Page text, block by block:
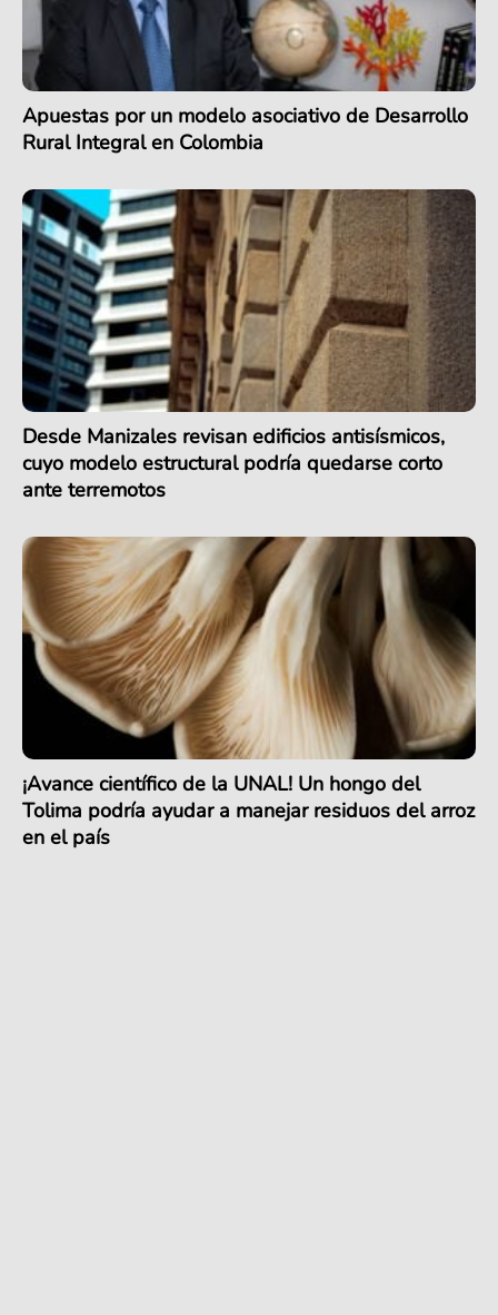
Apuestas por un modelo asociativo de Desarrollo
Rural Integral en Colombia
Desde Manizales revisan edificios antisísmicos,
cuyo modelo estructural podría quedarse corto
ante terremotos
¡Avance científico de la UNAL! Un hongo del
Tolima podría ayudar a manejar residuos del arroz
en el país